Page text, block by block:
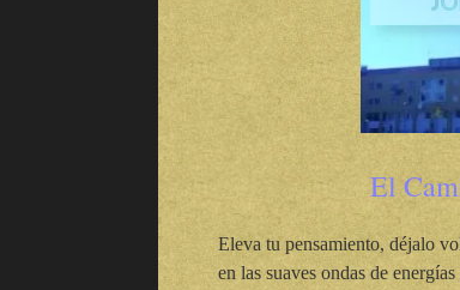
El
Eleva tu pensamiento, déjalo
en las suaves ondas de